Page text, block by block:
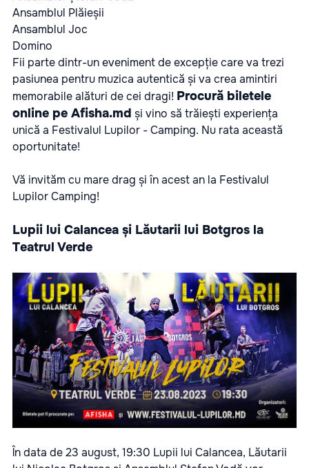
Ansamblul Plăieșii
Ansamblul Joc
Domino
Fii parte dintr-un eveniment de excepție care va trezi
pasiunea pentru muzica autentică și va crea amintiri
memorabile alături de cei dragi! Procură biletele
online pe Afisha.md și vino să trăiești experiența
unică a Festivalul Lupilor - Camping. Nu rata această
oportunitate!
Vă invităm cu mare drag și în acest an la Festivalul
Lupilor Camping!
Lupii lui Calancea și Lăutarii lui Botgros la
Teatrul Verde
În data de 23 august, 19:30 Lupii lui Calancea, Lăutarii